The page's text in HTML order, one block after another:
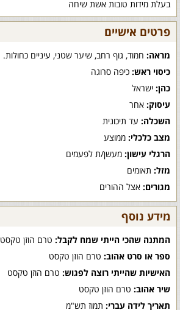
בעלת מידות טובות אשת שיחה
פרטים אישיים
מראה: חמוד, גוף רחב, שיער שטני, עיניים כחולות.
כיסוי ראש: כיפה סרוגה
כהן: ישראל
עיסוק: אחר
השכלה: עד תיכונית
מצב כלכלי: ממוצע
הרגלי עישון: מעשן/ת לפעמים
מזל: תאומים
מגורים: אצל ההורים
מידע נוסף
המתנה שהכי הייתי שמח לקבל: טרם הוזן טקסט
ספר או סרט אהוב: טרם הוזן טקסט
האישיות שהייתי רוצה לפגוש: טרם הוזן טקסט
שיר אהוב: טרם הוזן טקסט
תאריך לידה עברי: תמוז תש"מ